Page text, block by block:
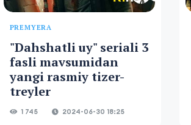
PREMYERA
"Dahshatli uy" seriali 3
fasli mavsumidan
yangi rasmiy tizer-
treyler
1 745 2024-06-30 18:25